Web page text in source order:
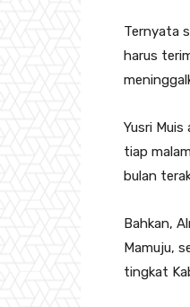
Ternyata
harus
Yusri
tiap
bulan
Bahkan,
Mamuju,
tingkat